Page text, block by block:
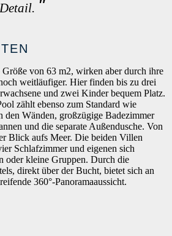
von 63 m2, wirken aber durch ihre
weitläufiger. Hier finden bis zu drei
und zwei Kinder bequem Platz.
zählt ebenso zum Standard wie
den Wänden, großzügige Badezimmer
und die separate Außendusche. Von
Blick aufs Meer. Die beiden Villen
Schlafzimmer und eigenen sich
oder kleine Gruppen. Durch die
direkt über der Bucht, bietet sich an
360°-Panoramaaussicht.